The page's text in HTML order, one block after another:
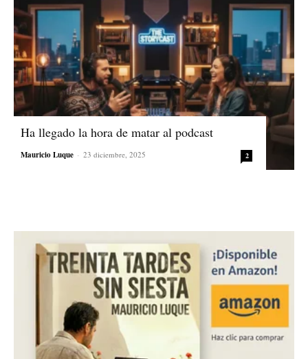
Ha llegado la hora de matar al podcast
Mauricio Luque - 23 diciembre, 2025 2